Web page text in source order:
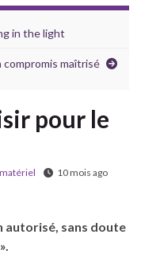
in the light
compromis maîtrisé
pour le
matériel
10 mois ago
autorisé, sans doute